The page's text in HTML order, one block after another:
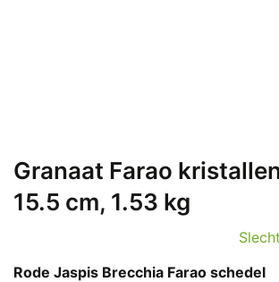
Granaat Farao
15.5 cm, 1.53 kg
Rode Jaspis Brecchia Farao schedel